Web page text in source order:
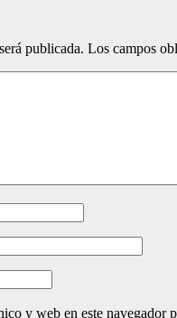
publicada. Los campos
y web en este navegador